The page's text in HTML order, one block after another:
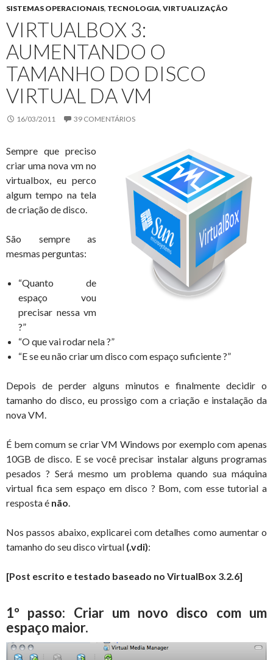
SISTEMAS OPERACIONAIS, TECNOLOGIA, VIRTUALIZAÇÃO
VIRTUALBOX 3:
AUMENTANDO O
TAMANHO DO DISCO
VIRTUAL DA VM
16/03/2011 39 COMENTÁRIOS
Sempre que preciso
criar uma nova vm no
virtualbox, eu perco
algum tempo na tela
de criação de disco.
São sempre as
mesmas perguntas:
“Quanto de
espaço vou
precisar nessa vm
?”
“O que vai rodar nela ?”
“E se eu não criar um disco com espaço suficiente ?”
Depois de perder alguns minutos e finalmente decidir o
tamanho do disco, eu prossigo com a criação e instalação da
nova VM.
É bem comum se criar VM Windows por exemplo com apenas
10GB de disco. E se você precisar instalar alguns programas
pesados ? Será mesmo um problema quando sua máquina
virtual fica sem espaço em disco ? Bom, com esse tutorial a
resposta é não
Nos passos abaixo, explicarei com detalhes como aumentar o
tamanho do seu disco virtual (.vdi):
[Post escrito e testado baseado no VirtualBox 3.2.6]
1º passo: Criar um novo disco com um
espaço maior.